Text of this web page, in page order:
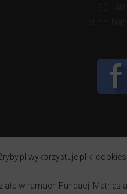
wykorzystuje pliki cookies
w ramach Fundacji